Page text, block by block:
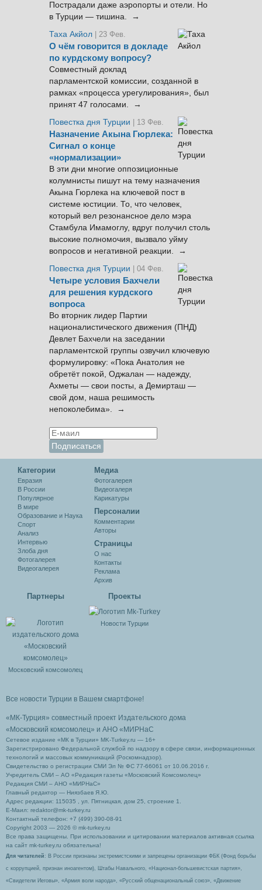
Пострадали даже аэропорты и отели. Но
в Турции — тишина. →
Таха Акйол | 23 Фев.
О чём говорится в докладе
по курдскому вопросу?
Совместный доклад
парламентской комиссии, созданной в
рамках «процесса урегулирования», был
принят 47 голосами. →
Повестка дня Турции
| 13 Фев.
Назначение Акына Гюрлека:
Сигнал о конце
«нормализации»
В эти дни многие оппозиционные
колумнисты пишут на тему назначения
Акына Гюрлека на ключевой пост в
системе юстиции. То, что человек,
который вел резонансное дело мэра
Стамбула Имамоглу, вдруг получил столь
высокие полномочия, вызвало уйму
вопросов и негативной реакции. →
Повестка дня Турции
| 04 Фев.
Четыре условия Бахчели
для решения курдского
вопроса
Во вторник лидер Партии
националистического движения (ПНД)
Девлет Бахчели на заседании
парламентской группы озвучил ключевую
формулировку: «Пока Анатолия не
обретёт покой, Оджалан — надежду,
Ахметы — свои посты, а Демирташ —
свой дом, наша решимость
непоколебима». →
Категории
Евразия
В России
Популярное
В мире
Образование и Наука
Спорт
Анализ
Интервью
Злоба дня
Фотогалерея
Видеогалерея
Медиа
Фотогалерея
Видеогалеря
Карикатуры
Персоналии
Комментарии
Авторы
Cтраницы
О нас
Контакты
Реклама
Архив
Партнеры
Московский комсомолец
Проекты
Новости Турции
Все новости Турции в Вашем смартфоне!
«МК-Турция» совместный проект Издательского дома
«Московский комсомолец» и АНО «МИРНаС
Сетевое издание «МК в Турции» MK-Turkey.ru — 16+
Зарегистрировано Федеральной службой по надзору в сфере связи, информационных
технологий и массовых коммуникаций (Роскомнадзор).
Свидетельство о регистрации СМИ Эл № ФС 77-66061 от 10.06.2016 г.
Учредитель СМИ – АО «Редакция газеты «Московский Комсомолец»
Редакция СМИ – АНО «МИРНаС»
Главный редактор — Ниязбаев Я.Ю.
Адрес редакции: 115035 , ул. Пятницкая, дом 25, строение 1.
Е-Маил: redaktor@mk-turkey.ru
Контактный телефон: +7 (499) 390-08-91
Copyright 2003 — 2026 © mk-turkey.ru
Все права защищены. При использовании и цитировании материалов активная ссылка
на сайт mk-turkey.ru обязательна!
Для читателей : В России признаны экстремистскими и запрещены организации ФБК (Фонд борьбы
с коррупцией, признан иноагентом), Штабы Навального, «Национал-большевистская партия»,
«Свидетели Иеговы», «Армия воли народа», «Русский общенациональный союз», «Движение